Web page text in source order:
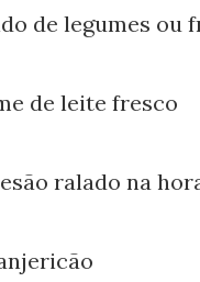
de legumes ou
de leite fresco
ralado na